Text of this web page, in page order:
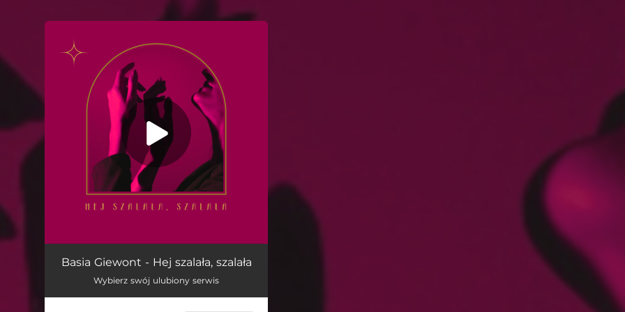
You're all set!
Hej Szalała, Szalała 02:46
Basia Giewont - Hej szalała, szalała
Wybierz swój ulubiony serwis